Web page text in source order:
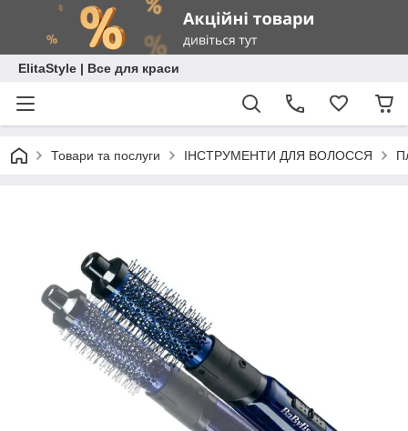
ElitaStyle | Все для краси
Товари та послуги ІНСТРУМЕНТИ ДЛЯ ВОЛОССЯ